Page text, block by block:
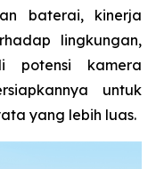
baterai, kinerja
lingkungan,
potensi kamera
untuk
yang lebih luas.